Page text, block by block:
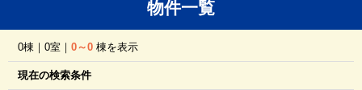
物件一覧
0棟｜0室｜0～0 棟を表示
現在の検索条件